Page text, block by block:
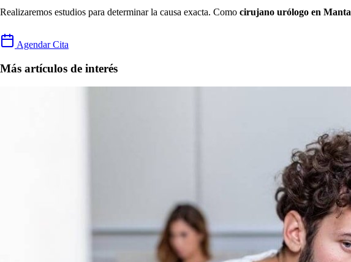
Realizaremos estudios para determinar la causa exacta. Como cirujano urólogo en Manta
Agendar Cita
Más artículos de interés